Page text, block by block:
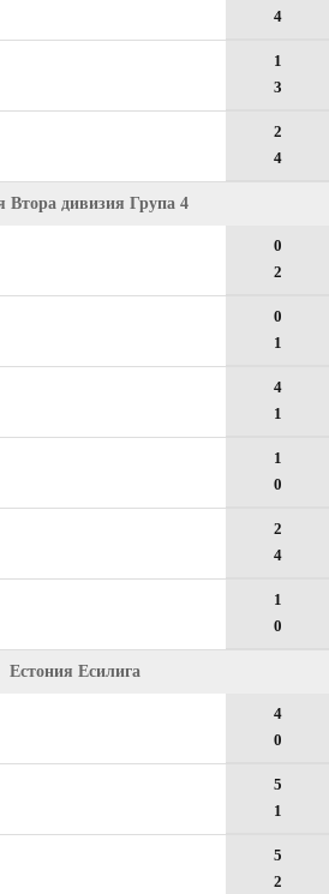
4
1
3
2
4
Втора дивизия Група 4
0
2
0
1
4
1
1
0
2
4
1
0
Естония Есилига
4
0
5
1
5
2